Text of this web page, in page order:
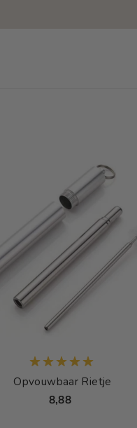
Opvouwbaar Rietje
8,88